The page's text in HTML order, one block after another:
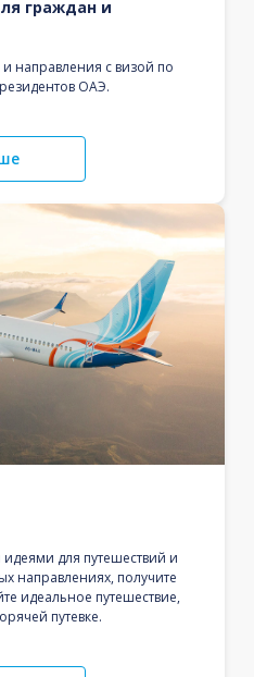
граждан и
направления с визой по
ОАЭ.
для путешествий и
направлениях, получите
идеальное путешествие,
путевке.